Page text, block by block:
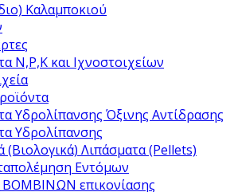
Καλαμποκιού
Ν,Ρ,Κ και Ιχνοστοιχείων
Υδρολίπανσης Όξινης Αντίδρασης
Υδρολίπανσης
(Βιολογικά) Λιπάσματα (Pellets)
Εντόμων
ΒΟΜΒΙΝΩΝ επικονίασης